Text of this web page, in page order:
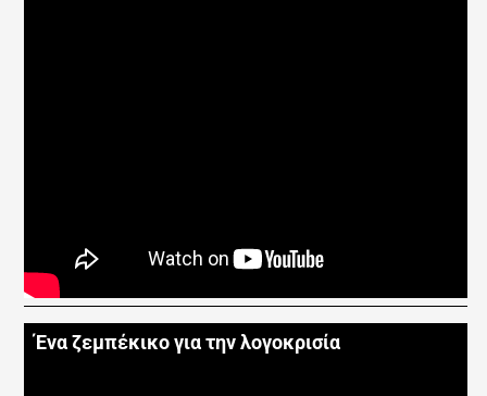
Ένα ζεμπέκικο για την λογοκρισία